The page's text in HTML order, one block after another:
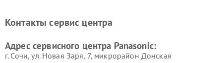
панелей Panasonic
Контакты сервис центра
Адрес сервисного центра Panasonic:
г. Сочи, ул. Новая Заря, 7, микрорайон Донская